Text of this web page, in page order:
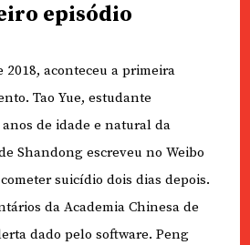
episódio
2018, aconteceu a primeira
Tao Yue, estudante
de idade e natural da
Shandong escreveu no Weibo
suicídio dois dias depois.
da Academia Chinesa de
dado pelo software. Peng